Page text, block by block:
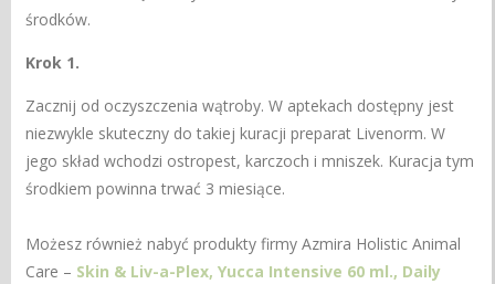
środków.
Krok 1.
Zacznij od oczyszczenia wątroby. W aptekach dostępny jest
niezwykle skuteczny do takiej kuracji preparat Livenorm. W
jego skład wchodzi ostropest, karczoch i mniszek. Kuracja tym
środkiem powinna trwać 3 miesiące.
Możesz również nabyć produkty firmy Azmira Holistic Animal
Care – Skin & Liv-a-Plex,Yucca Intensive 60 ml., Daily